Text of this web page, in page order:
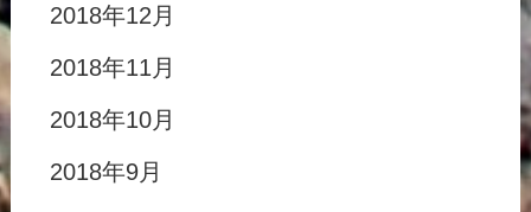
2018年12月
2018年11月
2018年10月
2018年9月